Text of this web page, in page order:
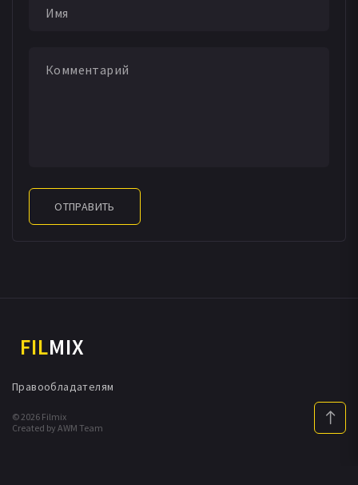
ОТПРАВИТЬ
FILMIX
© 2026 Filmix
Created by AWM Team
Правообладателям